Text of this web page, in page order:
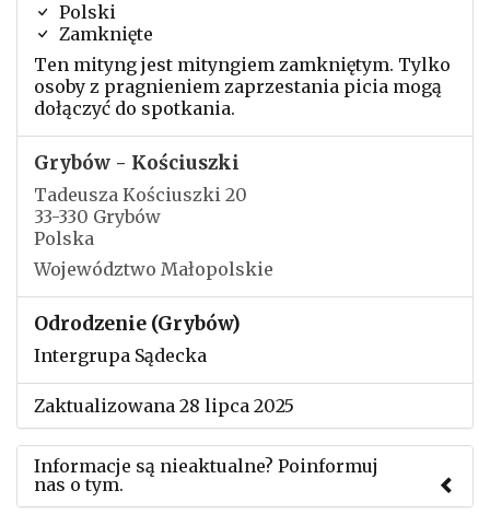
Polski
Zamknięte
Ten mityng jest mityngiem zamkniętym. Tylko
osoby z pragnieniem zaprzestania picia mogą
dołączyć do spotkania.
Grybów - Kościuszki
Tadeusza Kościuszki 20
33-330 Grybów
Polska
Województwo Małopolskie
Odrodzenie (Grybów)
Intergrupa Sądecka
Zaktualizowana 28 lipca 2025
Informacje są nieaktualne? Poinformuj
nas o tym.